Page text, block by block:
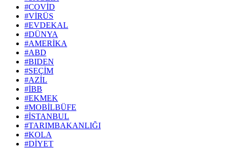
#COVİD
#VİRÜS
#EVDEKAL
#DÜNYA
#AMERİKA
#ABD
#BIDEN
#SEÇİM
#AZİL
#İBB
#EKMEK
#MOBİLBÜFE
#İSTANBUL
#TARIMBAKANLIĞI
#KOLA
#DİYET